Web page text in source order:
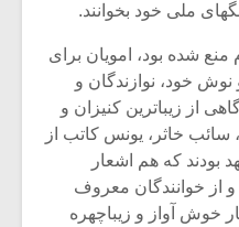
ملی خود بخوانند.
شده بود، امویان برای
خود، نوازندگان و
از زیباترین کنیزان و
خاثر، یونس کاتب از
بودند که هم اشعار
از خوانندگان معروف
خوش آواز و زیباچهره
موریس ژار